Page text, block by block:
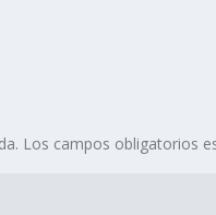
Los campos obligatorios